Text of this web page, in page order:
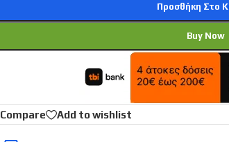
Προσθήκη Στο
Buy Now
Compare Add to wishlist